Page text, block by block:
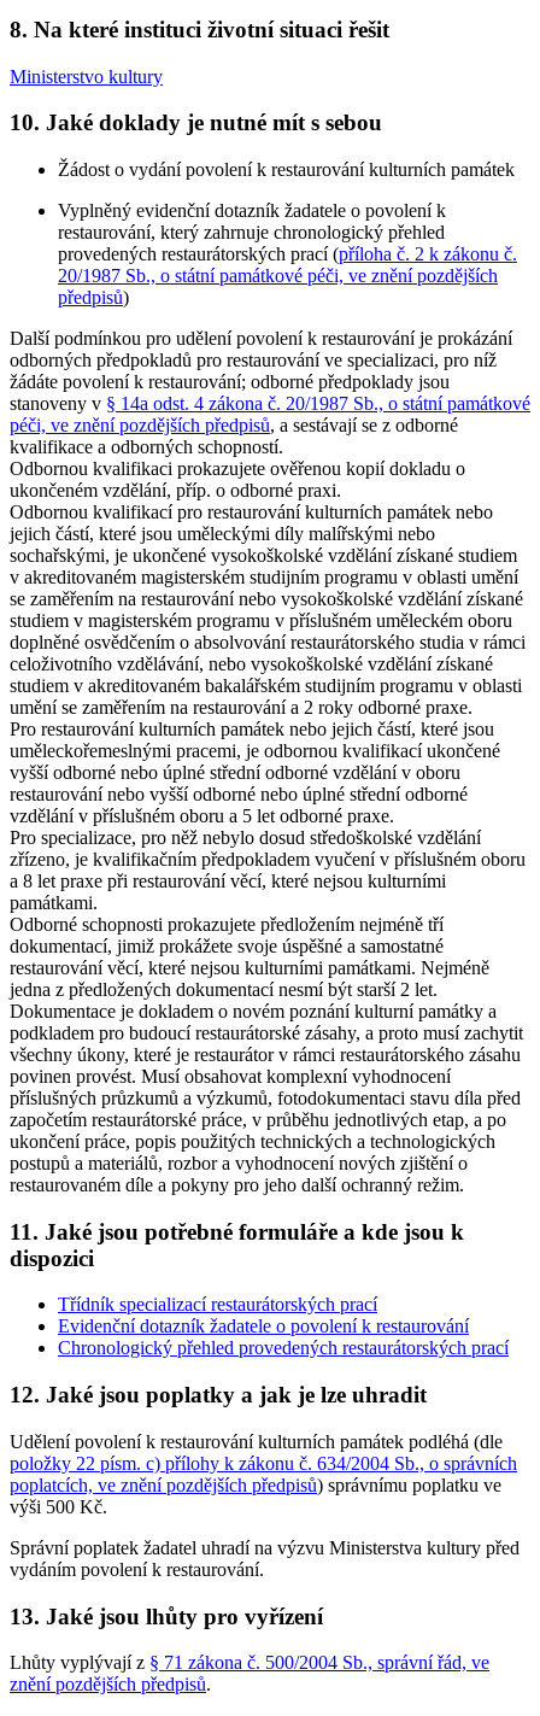
8. Na které instituci životní situaci řešit
Ministerstvo kultury
10. Jaké doklady je nutné mít s sebou
Žádost o vydání povolení k restaurování kulturních památek
Vyplněný evidenční dotazník žadatele o povolení k
restaurování, který zahrnuje chronologický přehled
provedených restaurátorských prací (příloha č. 2 k zákonu č.
20/1987 Sb., o státní památkové péči, ve znění pozdějších
předpisů)
Další podmínkou pro udělení povolení k restaurování je prokázání
odborných předpokladů pro restaurování ve specializaci, pro níž
žádáte povolení k restaurování; odborné předpoklady jsou
stanoveny v § 14a odst. 4 zákona č. 20/1987 Sb., o státní památkové
péči, ve znění pozdějších předpisů, a sestávají se z odborné
kvalifikace a odborných schopností.
Odbornou kvalifikaci prokazujete ověřenou kopií dokladu o
ukončeném vzdělání, příp. o odborné praxi.
Odbornou kvalifikací pro restaurování kulturních památek nebo
jejich částí, které jsou uměleckými díly malířskými nebo
sochařskými, je ukončené vysokoškolské vzdělání získané studiem
v akreditovaném magisterském studijním programu v oblasti umění
se zaměřením na restaurování nebo vysokoškolské vzdělání získané
studiem v magisterském programu v příslušném uměleckém oboru
doplněné osvědčením o absolvování restaurátorského studia v rámci
celoživotního vzdělávání, nebo vysokoškolské vzdělání získané
studiem v akreditovaném bakalářském studijním programu v oblasti
umění se zaměřením na restaurování a 2 roky odborné praxe.
Pro restaurování kulturních památek nebo jejich částí, které jsou
uměleckořemeslnými pracemi, je odbornou kvalifikací ukončené
vyšší odborné nebo úplné střední odborné vzdělání v oboru
restaurování nebo vyšší odborné nebo úplné střední odborné
vzdělání v příslušném oboru a 5 let odborné praxe.
Pro specializace, pro něž nebylo dosud středoškolské vzdělání
zřízeno, je kvalifikačním předpokladem vyučení v příslušném oboru
a 8 let praxe při restaurování věcí, které nejsou kulturními
památkami.
Odborné schopnosti prokazujete předložením nejméně tří
dokumentací, jimiž prokážete svoje úspěšné a samostatné
restaurování věcí, které nejsou kulturními památkami. Nejméně
jedna z předložených dokumentací nesmí být starší 2 let.
Dokumentace je dokladem o novém poznání kulturní památky a
podkladem pro budoucí restaurátorské zásahy, a proto musí zachytit
všechny úkony, které je restaurátor v rámci restaurátorského zásahu
povinen provést. Musí obsahovat komplexní vyhodnocení
příslušných průzkumů a výzkumů, fotodokumentaci stavu díla před
započetím restaurátorské práce, v průběhu jednotlivých etap, a po
ukončení práce, popis použitých technických a technologických
postupů a materiálů, rozbor a vyhodnocení nových zjištění o
restaurovaném díle a pokyny pro jeho další ochranný režim.
11. Jaké jsou potřebné formuláře a kde jsou k
dispozici
Třídník specializací restaurátorských prací
Evidenční dotazník žadatele o povolení k restaurování
Chronologický přehled provedených restaurátorských prací
12. Jaké jsou poplatky a jak je lze uhradit
Udělení povolení k restaurování kulturních památek podléhá (dle
položky 22 písm. c) přílohy k zákonu č. 634/2004 Sb., o správních
poplatcích, ve znění pozdějších předpisů) správnímu poplatku ve
výši 500 Kč.
Správní poplatek žadatel uhradí na výzvu Ministerstva kultury před
vydáním povolení k restaurování.
13. Jaké jsou lhůty pro vyřízení
Lhůty vyplývají z § 71 zákona č. 500/2004 Sb., správní řád, ve
znění pozdějších předpisů.